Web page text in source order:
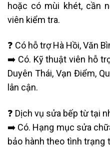
hoặc có mùi khét, cần
viên kiểm tra.
❓ Có hỗ trợ Hà Hồi, Văn
➡️ Có. Kỹ thuật viên hỗ
Duyên Thái, Vạn Điểm,
lân cận.
❓ Dịch vụ sửa bếp từ tại
➡️ Có. Hạng mục sửa
bảo hành theo tình trạng